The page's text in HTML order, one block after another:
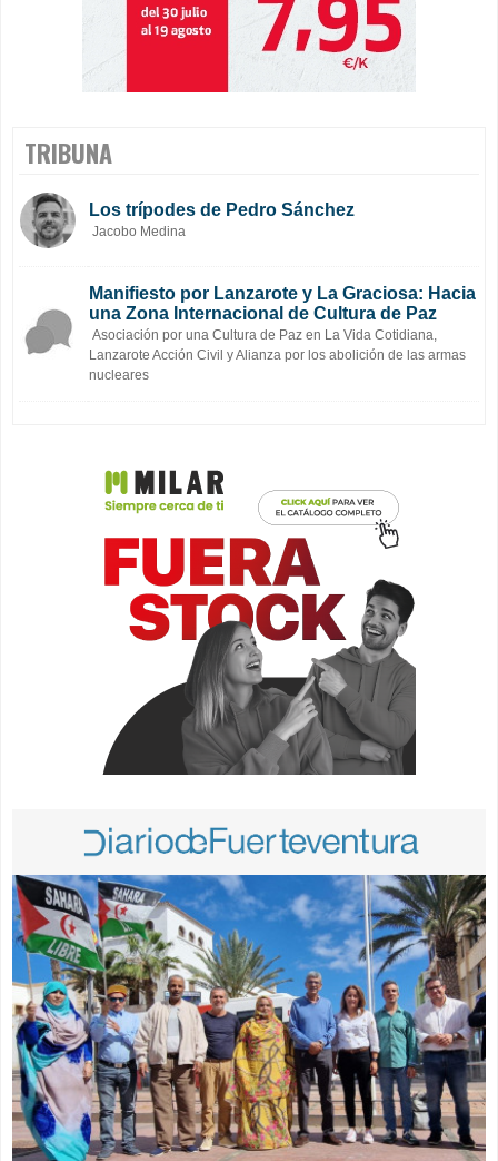
TRIBUNA
Los trípodes de Pedro Sánchez
Jacobo Medina
Manifiesto por Lanzarote y La Graciosa: Hacia
una Zona Internacional de Cultura de Paz
Asociación por una Cultura de Paz en La Vida Cotidiana,
Lanzarote Acción Civil y Alianza por los abolición de las armas
nucleares